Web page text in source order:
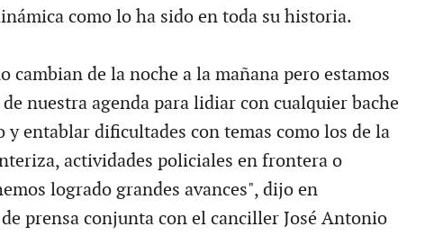
como lo ha sido en toda su historia.
cambian de la noche a la mañana pero estamos
nuestra agenda para lidiar con cualquier bache
y entablar dificultades con temas como los de la
actividades policiales en frontera o
logrado grandes avances", dijo en
prensa conjunta con el canciller José Antonio